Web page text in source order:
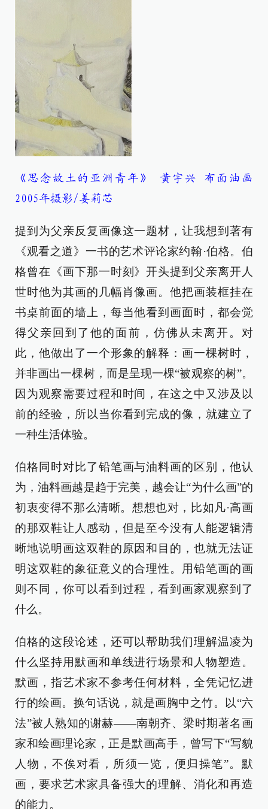
《思念故土的亚洲青年》 黄宇兴 布面油画
2005年摄影/姜莉芯
提到为父亲反复画像这一题材，让我想到著有
《观看之道》一书的艺术评论家约翰·伯格。伯
格曾在《画下那一时刻》开头提到父亲离开人
世时他为其画的几幅肖像画。他把画装框挂在
书桌前面的墙上，每当他看到画面时，都会觉
得父亲回到了他的面前，仿佛从未离开。对
此，他做出了一个形象的解释：画一棵树时，
并非画出一棵树，而是呈现一棵“被观察的树”。
因为观察需要过程和时间，在这之中又涉及以
前的经验，所以当你看到完成的像，就建立了
一种生活体验。
伯格同时对比了铅笔画与油料画的区别，他认
为，油料画越是趋于完美，越会让“为什么画”的
初衷变得不那么清晰。想想也对，比如凡·高画
的那双鞋让人感动，但是至今没有人能逻辑清
晰地说明画这双鞋的原因和目的，也就无法证
明这双鞋的象征意义的合理性。用铅笔画的画
则不同，你可以看到过程，看到画家观察到了
什么。
伯格的这段论述，还可以帮助我们理解温凌为
什么坚持用默画和单线进行场景和人物塑造。
默画，指艺术家不参考任何材料，全凭记忆进
行的绘画。换句话说，就是画胸中之竹。以“六
法”被人熟知的谢赫——南朝齐、梁时期著名画
家和绘画理论家，正是默画高手，曾写下“写貌
人物，不俟对看，所须一览，便归操笔”。默
画，要求艺术家具备强大的理解、消化和再造
的能力。